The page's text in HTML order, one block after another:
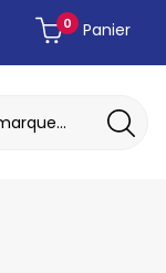
0 Panier